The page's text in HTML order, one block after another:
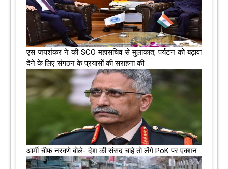
एस जयशंकर ने की SCO महासचिव से मुलाकात, पर्यटन को बढ़ावा
देने के लिए संगठन के प्रयासों की सराहना की
आर्मी चीफ नरवणे बोले- देश की संसद चाहे तो लेंगे PoK पर एक्शन